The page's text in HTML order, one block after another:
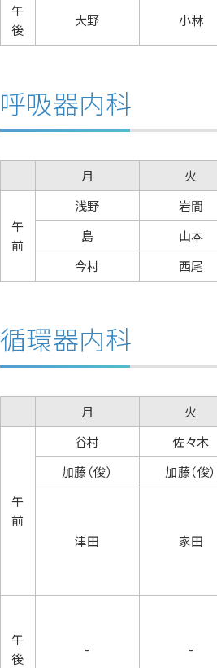
午
後
大野 小林
呼吸器内科
月 火
午
前
浅野 岩間
島
山本
今村
西尾
循環器内科
月 火
午
前
谷村 佐々木
加藤（俊）
加藤（俊）
津田 家田
午
後
- -